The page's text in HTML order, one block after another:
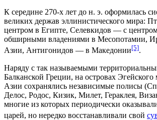
К середине 270-х лет до н. э. оформилась
великих держав эллинистического мира:
центром в Египте, Селевкидов — с
обширными владениями в Месопотамии,
Азии, Антигонидов — в Македонии[5].
Наряду с так называемыми
Балканской Греции, на островах
Азии сохранялись независимые полисы (
Делос, Родос, Кизик, Милет, Гераклея,
многие из которых периодически
царей, но нередко восстанавливали свой